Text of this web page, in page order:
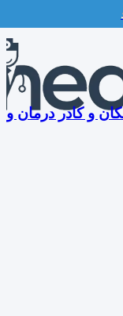
و کادر درمان و